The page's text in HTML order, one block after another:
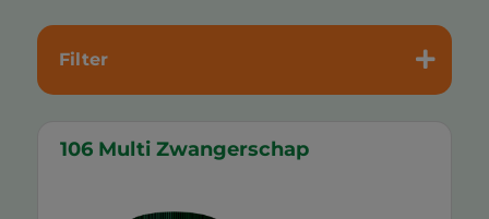
Filter
106 Multi Zwangerschap